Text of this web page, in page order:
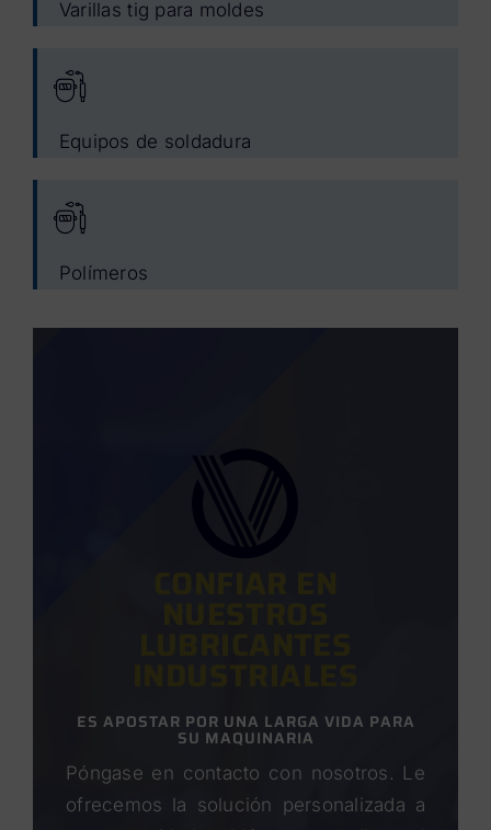
Varillas tig para moldes
Equipos de soldadura
Polímeros
ES APOSTAR POR UNA LARGA VIDA PARA
SU MAQUINARIA
Póngase en contacto con nosotros. Le
ofrecemos la solución personalizada a